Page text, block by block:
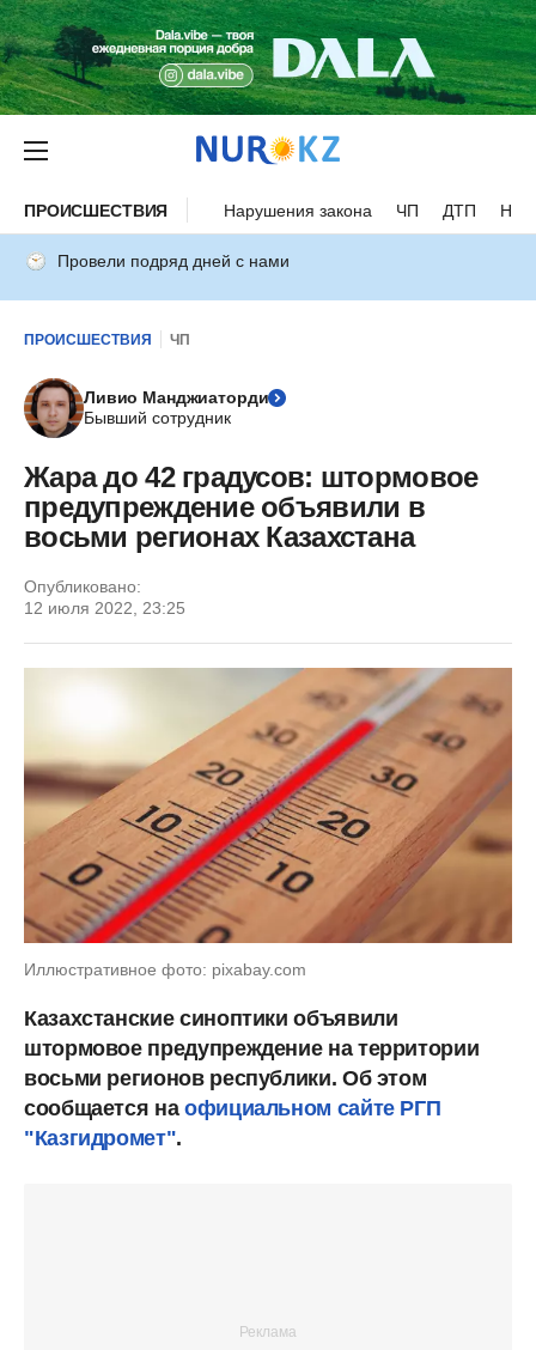
ПРОИСШЕСТВИЯ Нарушения закона ЧП ДТП
Провели подряд дней с нами
ПРОИСШЕСТВИЯ ЧП
Ливио Манджиаторди
Бывший сотрудник
Жара до 42 градусов: штормовое
предупреждение объявили в
восьми регионах Казахстана
Опубликовано:
12 июля 2022, 23:25
Иллюстративное фото: pixabay.com
Казахстанские синоптики объявили
штормовое предупреждение на территории
восьми регионов республики. Об этом
сообщается на официальном сайте РГП
"Казгидромет".